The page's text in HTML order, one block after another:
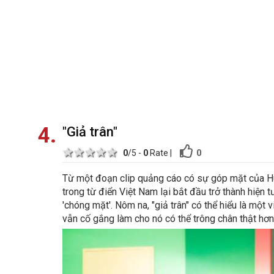
4 "Giả trân"
5 stars
4 stars
3 stars
2 stars
1 star 0/5 - 0 Rate 0
Từ một đoạn clip quảng cáo có sự góp mặt của
trong từ điển Việt Nam lại bắt đầu trở thành
'chóng mặt'. Nôm na, "giả trân" có thể hiểu là
vẫn cố gắng làm cho nó có thể trông chân thật